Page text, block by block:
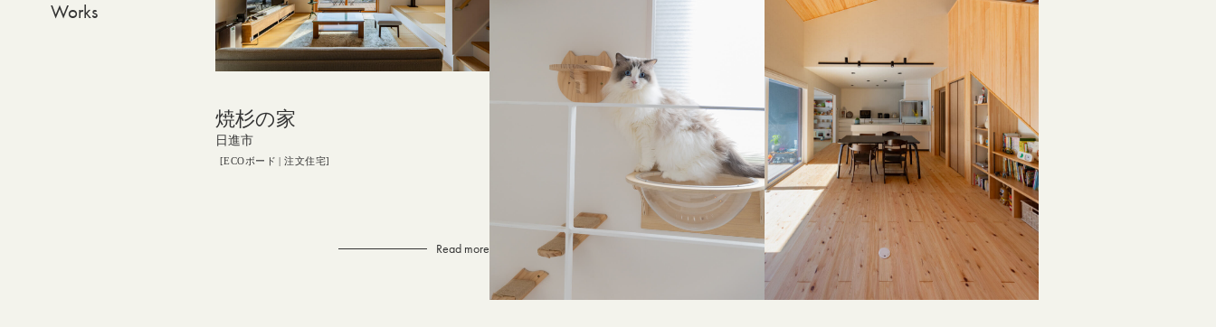
Works
焼杉の家
日進市
ECOボード 注文住宅
Read more